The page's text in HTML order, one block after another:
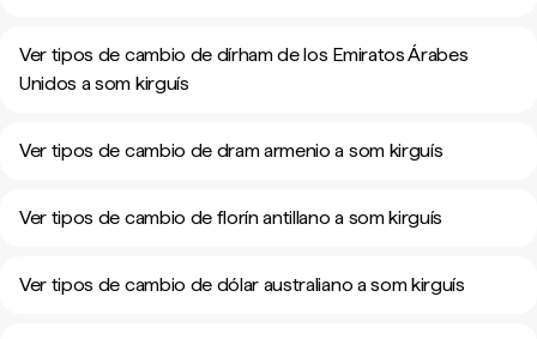
Ver tipos de cambio de dírham de los Emiratos Árabes
Unidos a som kirguís
Ver tipos de cambio de dram armenio a som kirguís
Ver tipos de cambio de florín antillano a som kirguís
Ver tipos de cambio de dólar australiano a som kirguís